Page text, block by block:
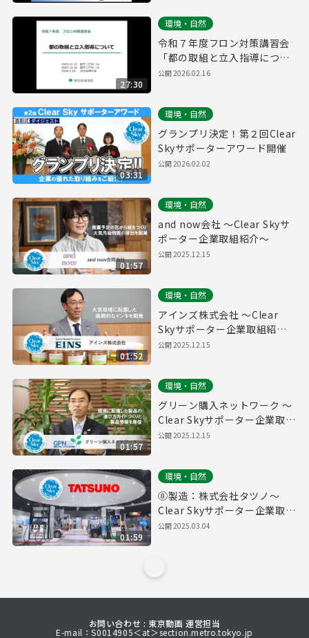
27:30
環境・自然
令和７年度フロン対策講習会
「都の取組と立入指導につい
て」
公開2026.02.16
03:31
環境・自然
グランプリ決定！第２回Clear
Skyサポーターアワード開催
公開2026.02.02
01:57
環境・自然
and now会社 ～Clear Skyサ
ポーター企業取組紹介～
公開2025.12.15
01:52
環境・自然
アインズ株式会社 ～Clear
Skyサポーター企業取組紹介
～
公開2025.12.15
01:57
環境・自然
グリーン購入ネットワーク ～
Clear Skyサポーター企業取組
紹介～
公開2025.12.15
01:59
環境・自然
⑧製造：株式会社タツノ～
Clear Skyサポーター企業取組
紹介～
公開2025.03.04
お問い合わせ : 東京動画 運営担当
E-mail：S0014905＜at＞section.metro.tokyo.jp